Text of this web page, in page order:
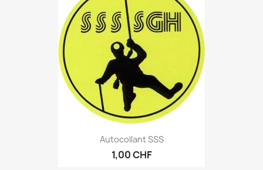
Autocollant SSS
1,00 CHF